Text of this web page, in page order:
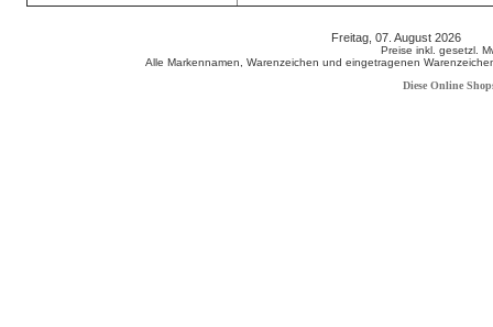
Freitag, 07. August 2026
Preise inkl. gesetzl.
Alle Markennamen, Warenzeichen und eingetragenen
Diese Online